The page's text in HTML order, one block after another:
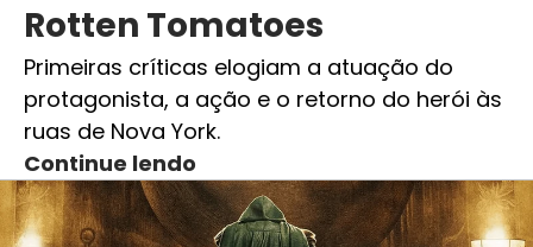
Rotten Tomatoes
Primeiras críticas elogiam a atuação do
protagonista, a ação e o retorno do herói às
ruas de Nova York.
Continue lendo